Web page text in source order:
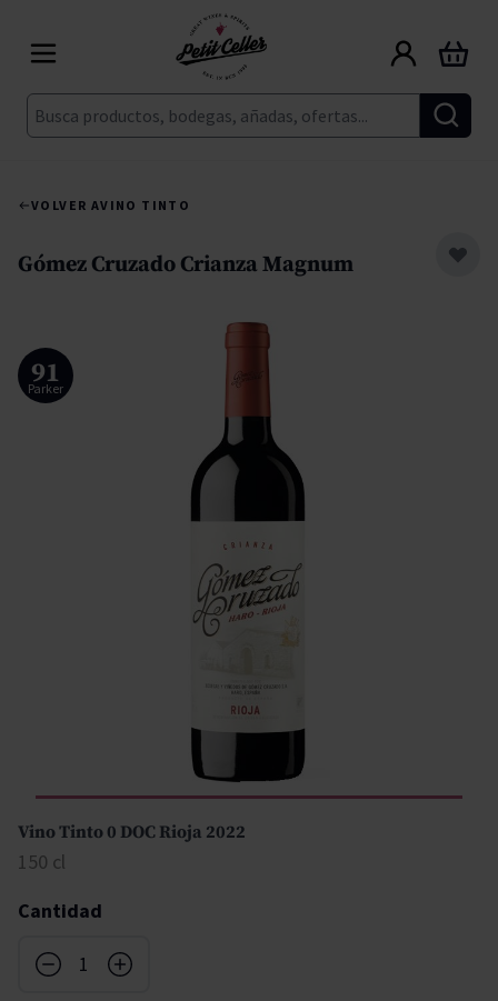
Buscar
Carrito
VOLVER AVINO TINTO
Gómez Cruzado Crianza Magnum
Parker
91
Vino Tinto 0 DOC Rioja 2022
150 cl
Cantidad